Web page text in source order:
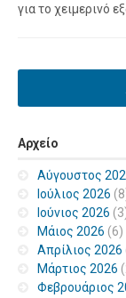
για το χειμερινό
Αρχείο
Αύγουστος
Ιούλιος 2026
Ιούνιος 2026
Μάιος 2026 (6)
Απρίλιος 2026
Μάρτιος 2026
Φεβρουάριος